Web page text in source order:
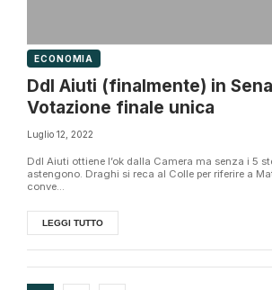
ECONOMIA
Ddl Aiuti (finalmente) in
Votazione finale unica
Luglio 12, 2022
Ddl Aiuti ottiene l’ok dalla Camera ma senza i 5
astengono. Draghi si reca al Colle per riferire a
conve...
LEGGI TUTTO